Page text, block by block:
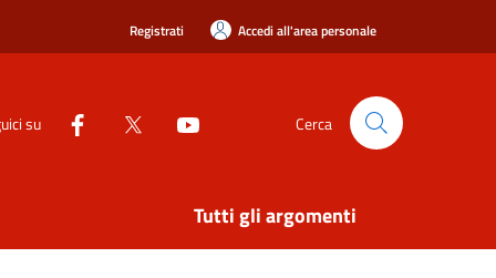
Registrati Accedi all'area personale
su Cerca
Tutti gli argomenti